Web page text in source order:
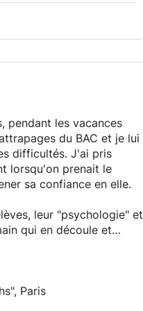
pendant les vacances
du BAC et je lui
difficultés. J'ai pris
lorsqu'on prenait le
sa confiance en elle.
leur "psychologie" et
qui en découle et
leur estime de soi.
j'apprécie
Paris